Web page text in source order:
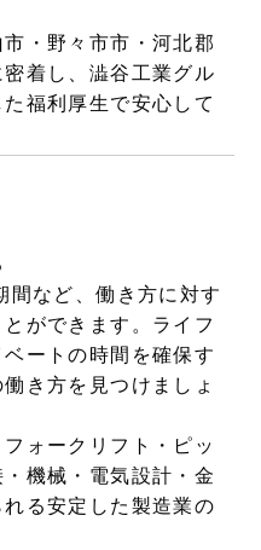
・野々市市・河北郡
着し、澁谷工業グル
福利厚生で安心して
間など、働き方に対す
ができます。ライフ
ートの時間を確保す
き方を見つけましょ
ォークリフト・ピッ
機械・電気設計・金
る安定した製造業の